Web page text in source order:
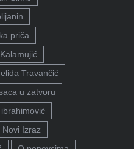
priča
Travančić
u zatvoru
Novi Izraz